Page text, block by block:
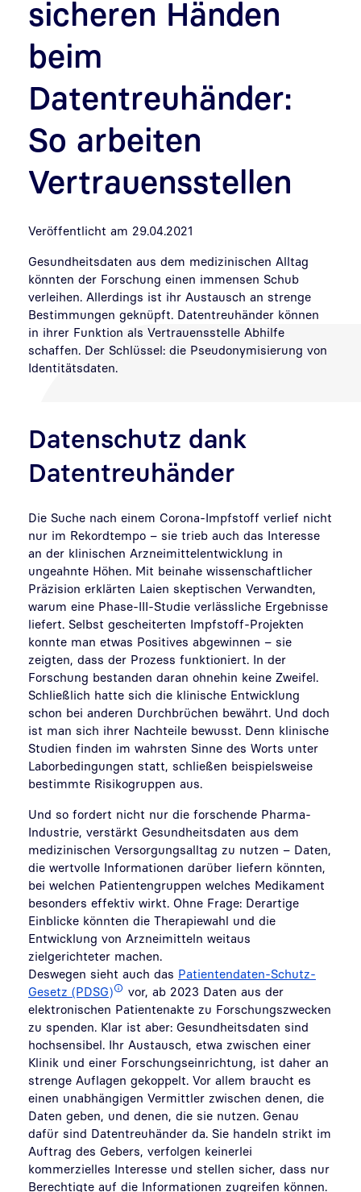
sicheren Händen
beim
Datentreuhänder:
So arbeiten
Vertrauensstellen
Veröffentlicht am 29.04.2021
Gesundheitsdaten aus dem medizinischen Alltag
könnten der Forschung einen immensen Schub
verleihen. Allerdings ist ihr Austausch an strenge
Bestimmungen geknüpft. Datentreuhänder können
in ihrer Funktion als Vertrauensstelle Abhilfe
schaffen. Der Schlüssel: die Pseudonymisierung von
Identitätsdaten.
Datenschutz dank
Datentreuhänder
Die Suche nach einem Corona-Impfstoff verlief nicht
nur im Rekordtempo – sie trieb auch das Interesse
an der klinischen Arzneimittelentwicklung in
ungeahnte Höhen. Mit beinahe wissenschaftlicher
Präzision erklärten Laien skeptischen Verwandten,
warum eine Phase-III-Studie verlässliche Ergebnisse
liefert. Selbst gescheiterten Impfstoff-Projekten
konnte man etwas Positives abgewinnen – sie
zeigten, dass der Prozess funktioniert. In der
Forschung bestanden daran ohnehin keine Zweifel.
Schließlich hatte sich die klinische Entwicklung
schon bei anderen Durchbrüchen bewährt. Und doch
ist man sich ihrer Nachteile bewusst. Denn klinische
Studien finden im wahrsten Sinne des Worts unter
Laborbedingungen statt, schließen beispielsweise
bestimmte Risikogruppen aus.
Und so fordert nicht nur die forschende Pharma-
Industrie, verstärkt Gesundheitsdaten aus dem
medizinischen Versorgungsalltag zu nutzen – Daten,
die wertvolle Informationen darüber liefern könnten,
bei welchen Patientengruppen welches Medikament
besonders effektiv wirkt. Ohne Frage: Derartige
Einblicke könnten die Therapiewahl und die
Entwicklung von Arzneimitteln weitaus
zielgerichteter machen.
Deswegen sieht auch das Patientendaten-Schutz-
Gesetz (PDSG)
vor, ab 2023 Daten aus der
elektronischen Patientenakte zu Forschungszwecken
zu spenden. Klar ist aber: Gesundheitsdaten sind
hochsensibel. Ihr Austausch, etwa zwischen einer
Klinik und einer Forschungseinrichtung, ist daher an
strenge Auflagen gekoppelt. Vor allem braucht es
einen unabhängigen Vermittler zwischen denen, die
Daten geben, und denen, die sie nutzen. Genau
dafür sind Datentreuhänder da. Sie handeln strikt im
Auftrag des Gebers, verfolgen keinerlei
kommerzielles Interesse und stellen sicher, dass nur
Berechtigte auf die Informationen zugreifen können.